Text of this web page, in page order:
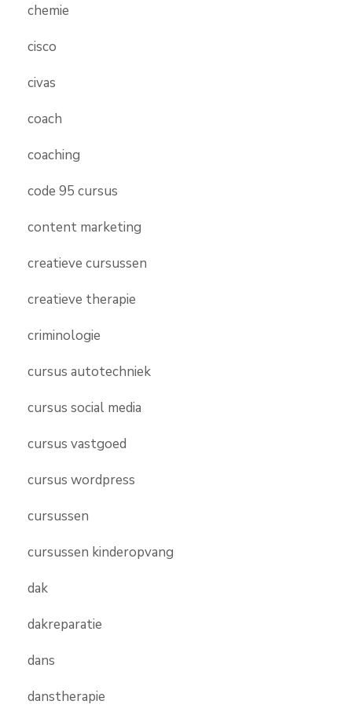
chemie
cisco
civas
coach
coaching
code 95 cursus
content marketing
creatieve cursussen
creatieve therapie
criminologie
cursus autotechniek
cursus social media
cursus vastgoed
cursus wordpress
cursussen
cursussen kinderopvang
dak
dakreparatie
dans
danstherapie